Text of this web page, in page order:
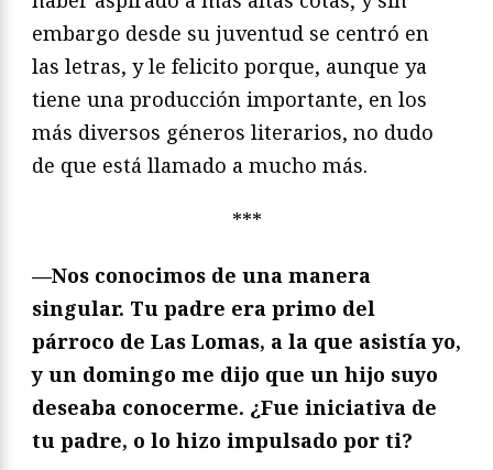
embargo desde su juventud se centró en
las letras, y le felicito porque, aunque ya
tiene una producción importante, en los
más diversos géneros literarios, no dudo
de que está llamado a mucho más.
***
—Nos conocimos de una manera
singular. Tu padre era primo del
párroco de Las Lomas, a la que asistía yo,
y un domingo me dijo que un hijo suyo
deseaba conocerme. ¿Fue iniciativa de
tu padre, o lo hizo impulsado por ti?